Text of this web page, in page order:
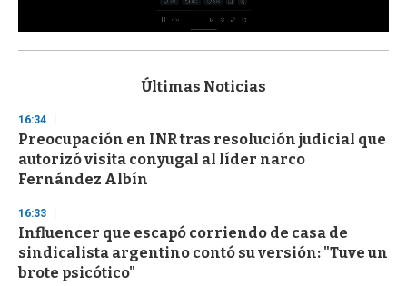
s
d
s
o
f
3
s
e
c
o
n
Últimas Noticias
16:34
Preocupación en INR tras resolución judicial que
autorizó visita conyugal al líder narco
Fernández Albín
16:33
Influencer que escapó corriendo de casa de
sindicalista argentino contó su versión: "Tuve un
brote psicótico"